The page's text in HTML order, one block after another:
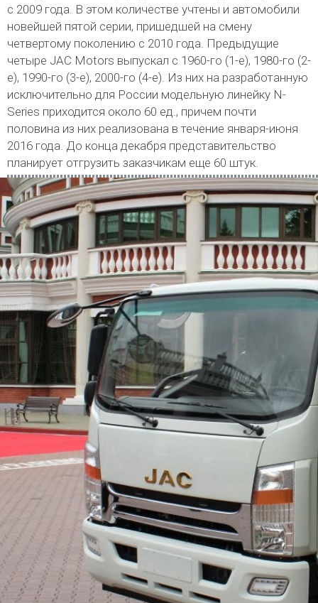
с 2009 года. В этом количестве учтены и автомобили
новейшей пятой серии, пришедшей на смену
четвертому поколению с 2010 года. Предыдущие
четыре JAC Motors выпускал с 1960-го (1-е), 1980-го (2-
е), 1990-го (3-е), 2000-го (4-е). Из них на разработанную
исключительно для России модельную линейку N-
Series приходится около 60 ед., причем почти
половина из них реализована в течение января-июня
2016 года. До конца декабря представительство
планирует отгрузить заказчикам еще 60 штук.